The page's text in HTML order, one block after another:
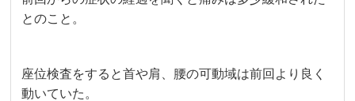
とのこと。
座位検査をすると首や肩、腰の可動域は前回より良く
動いていた。